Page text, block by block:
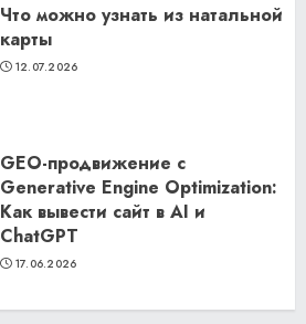
Что можно узнать из натальной
карты
12.07.2026
GEO-продвижение с
Generative Engine Optimization:
Как вывести сайт в AI и
ChatGPT
17.06.2026